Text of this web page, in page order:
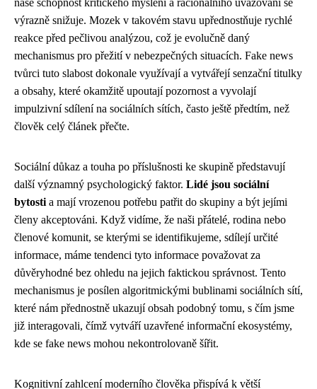
naše schopnost kritického myšlení a racionálního uvažování se
výrazně snižuje. Mozek v takovém stavu upřednostňuje rychlé
reakce před pečlivou analýzou, což je evolučně daný
mechanismus pro přežití v nebezpečných situacích. Fake news
tvůrci tuto slabost dokonale využívají a vytvářejí senzační titulky
a obsahy, které okamžitě upoutají pozornost a vyvolají
impulzivní sdílení na sociálních sítích, často ještě předtím, než
člověk celý článek přečte.
Sociální důkaz a touha po příslušnosti ke skupině představují
další významný psychologický faktor. Lidé jsou sociální
bytosti a mají vrozenou potřebu patřit do skupiny a být jejími
členy akceptováni. Když vidíme, že naši přátelé, rodina nebo
členové komunit, se kterými se identifikujeme, sdílejí určité
informace, máme tendenci tyto informace považovat za
důvěryhodné bez ohledu na jejich faktickou správnost. Tento
mechanismus je posílen algoritmickými bublinami sociálních sítí,
které nám přednostně ukazují obsah podobný tomu, s čím jsme
již interagovali, čímž vytváří uzavřené informační ekosystémy,
kde se fake news mohou nekontrolovaně šířit.
Kognitivní zahlcení moderního člověka přispívá k větší